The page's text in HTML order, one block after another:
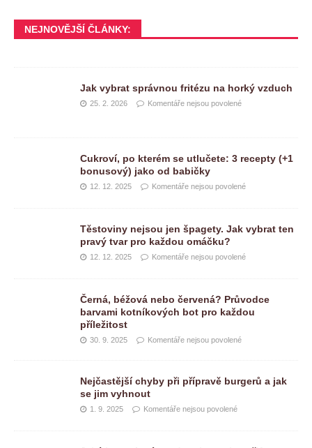
NEJNOVĚJŠÍ ČLÁNKY:
Jak vybrat správnou fritézu na horký vzduch
25. 2. 2026 Komentáře nejsou povolené
Cukroví, po kterém se utlučete: 3 recepty (+1
bonusový) jako od babičky
12. 12. 2025 Komentáře nejsou povolené
Těstoviny nejsou jen špagety. Jak vybrat ten
pravý tvar pro každou omáčku?
12. 12. 2025 Komentáře nejsou povolené
Černá, béžová nebo červená? Průvodce
barvami kotníkových bot pro každou
příležitost
30. 9. 2025 Komentáře nejsou povolené
Nejčastější chyby při přípravě burgerů a jak
se jim vyhnout
1. 9. 2025 Komentáře nejsou povolené